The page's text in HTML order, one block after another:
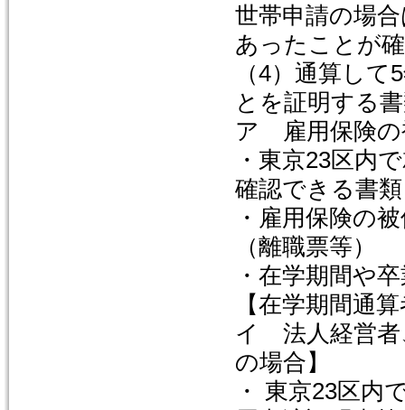
世帯申請の場
あったことが
（4）通算し
とを証明する
ア 雇用保険の
・東京23区内
確認できる書
・雇用保険の
（離職票等）
・在学期間や
【在学期間通
イ 法人経営者
の場合】
・ 東京23区内